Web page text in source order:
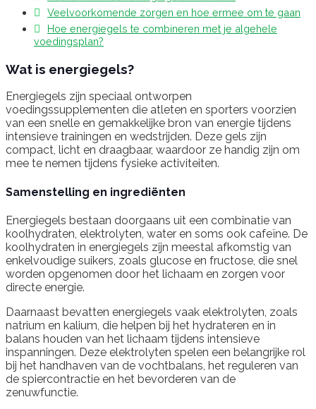
Veelvoorkomende zorgen en hoe ermee om te gaan
Hoe energiegels te combineren met je algehele
voedingsplan?
Wat is energiegels?
Energiegels zijn speciaal ontworpen
voedingssupplementen die atleten en sporters voorzien
van een snelle en gemakkelijke bron van energie tijdens
intensieve trainingen en wedstrijden. Deze gels zijn
compact, licht en draagbaar, waardoor ze handig zijn om
mee te nemen tijdens fysieke activiteiten.
Samenstelling en ingrediënten
Energiegels bestaan doorgaans uit een combinatie van
koolhydraten, elektrolyten, water en soms ook cafeïne. De
koolhydraten in energiegels zijn meestal afkomstig van
enkelvoudige suikers, zoals glucose en fructose, die snel
worden opgenomen door het lichaam en zorgen voor
directe energie.
Daarnaast bevatten energiegels vaak elektrolyten, zoals
natrium en kalium, die helpen bij het hydrateren en in
balans houden van het lichaam tijdens intensieve
inspanningen. Deze elektrolyten spelen een belangrijke rol
bij het handhaven van de vochtbalans, het reguleren van
de spiercontractie en het bevorderen van de
zenuwfunctie.